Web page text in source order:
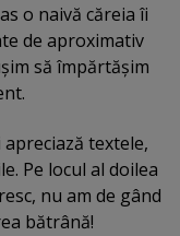
o naivă căreia îi
de aproximativ
să împărtăşim
apreciază textele,
Pe locul al doilea
nu am de gând
bătrână!